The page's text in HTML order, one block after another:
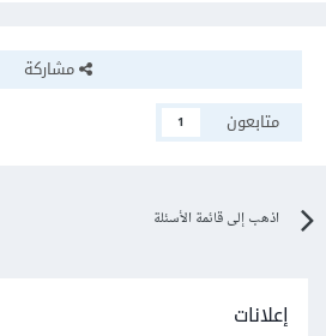
مشاركة
متابعون
1
اذهب إلى قائمة الأسئلة
إعلانات